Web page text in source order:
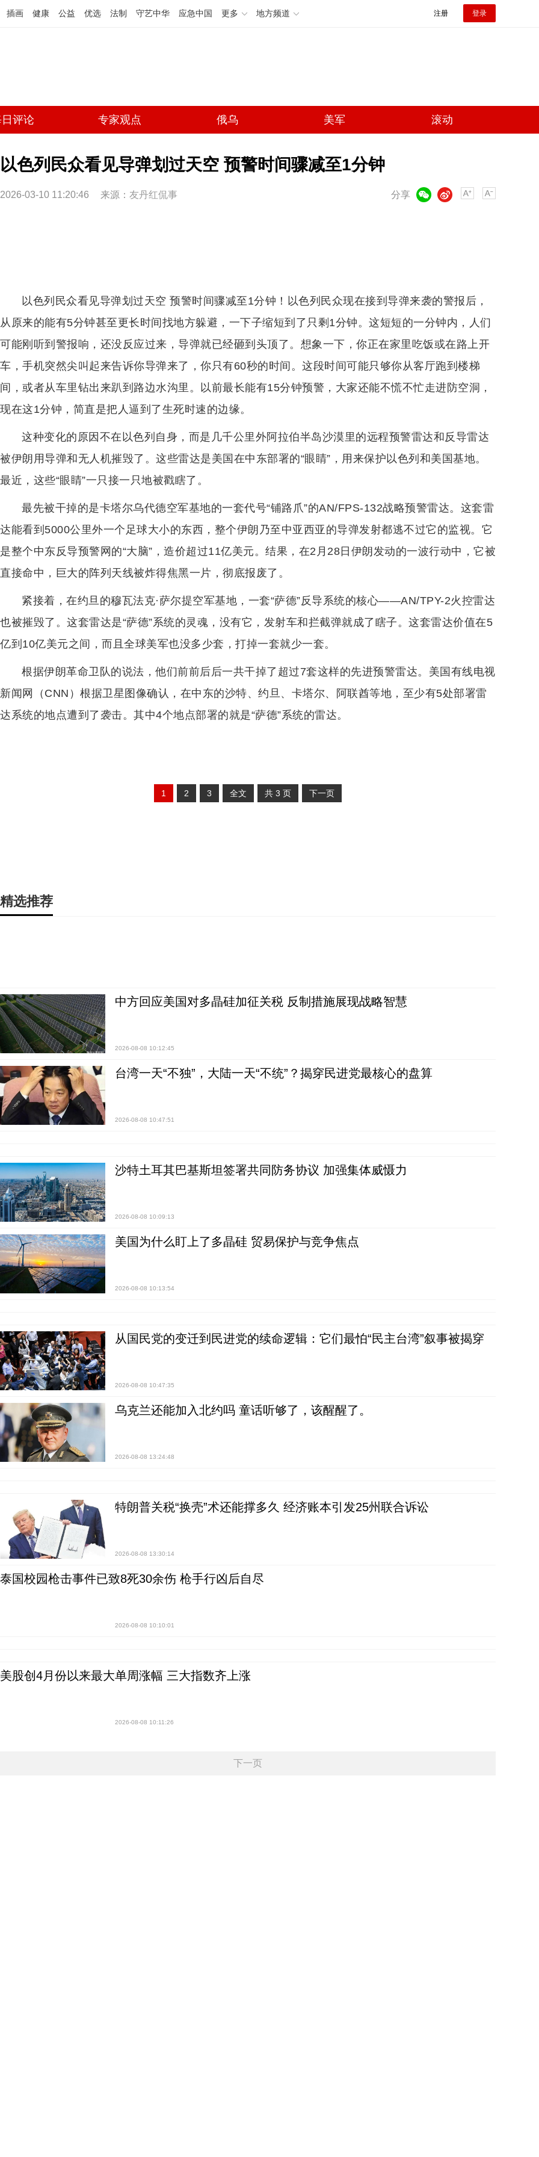
插画 健康 公益 优选 法制 守艺中华 应急中国 更多 地方频道 注册 登录
评论 专家观点 俄乌 美军 滚动
以色列民众看见导弹划过天空 预警时间骤减至1分钟
2026-03-10 11:20:46 来源： 友丹红侃事 分享
微博
以色列民众看见导弹划过天空 预警时间骤减至1分钟！以色列民众现在接到导弹来袭的警报后，
从原来的能有5分钟甚至更长时间找地方躲避，一下子缩短到了只剩1分钟。这短短的一分钟内，人们
可能刚听到警报响，还没反应过来，导弹就已经砸到头顶了。想象一下，你正在家里吃饭或在路上开
车，手机突然尖叫起来告诉你导弹来了，你只有60秒的时间。这段时间可能只够你从客厅跑到楼梯
间，或者从车里钻出来趴到路边水沟里。以前最长能有15分钟预警，大家还能不慌不忙走进防空洞，
现在这1分钟，简直是把人逼到了生死时速的边缘。
这种变化的原因不在以色列自身，而是几千公里外阿拉伯半岛沙漠里的远程预警雷达和反导雷达
被伊朗用导弹和无人机摧毁了。这些雷达是美国在中东部署的“眼睛”，用来保护以色列和美国基地。
最近，这些“眼睛”一只接一只地被戳瞎了。
最先被干掉的是卡塔尔乌代德空军基地的一套代号“铺路爪”的AN/FPS-132战略预警雷达。这套雷
达能看到5000公里外一个足球大小的东西，整个伊朗乃至中亚西亚的导弹发射都逃不过它的监视。它
是整个中东反导预警网的“大脑”，造价超过11亿美元。结果，在2月28日伊朗发动的一波行动中，它被
直接命中，巨大的阵列天线被炸得焦黑一片，彻底报废了。
紧接着，在约旦的穆瓦法克·萨尔提空军基地，一套“萨德”反导系统的核心——AN/TPY-2火控雷达
也被摧毁了。这套雷达是“萨德”系统的灵魂，没有它，发射车和拦截弹就成了瞎子。这套雷达价值在5
亿到10亿美元之间，而且全球美军也没多少套，打掉一套就少一套。
根据伊朗革命卫队的说法，他们前前后后一共干掉了超过7套这样的先进预警雷达。美国有线电视
新闻网（CNN）根据卫星图像确认，在中东的沙特、约旦、卡塔尔、阿联酋等地，至少有5处部署雷
达系统的地点遭到了袭击。其中4个地点部署的就是“萨德”系统的雷达。
1 2 3 全文 共 3 页 下一页
精选推荐
中方回应美国对多晶硅加征关税 反制措施展现战略智慧
2026-08-08 10:12:45
台湾一天“不独”，大陆一天“不统”？揭穿民进党最核心的盘算
2026-08-08 10:47:51
沙特土耳其巴基斯坦签署共同防务协议 加强集体威慑力
2026-08-08 10:09:13
美国为什么盯上了多晶硅 贸易保护与竞争焦点
2026-08-08 10:13:54
从国民党的变迁到民进党的续命逻辑：它们最怕“民主台湾”叙事被揭穿
2026-08-08 10:47:35
乌克兰还能加入北约吗 童话听够了，该醒醒了。
2026-08-08 13:24:48
特朗普关税“换壳”术还能撑多久 经济账本引发25州联合诉讼
2026-08-08 13:30:14
泰国校园枪击事件已致8死30余伤 枪手行凶后自尽
2026-08-08 10:10:01
美股创4月份以来最大单周涨幅 三大指数齐上涨
2026-08-08 10:11:26
下一页